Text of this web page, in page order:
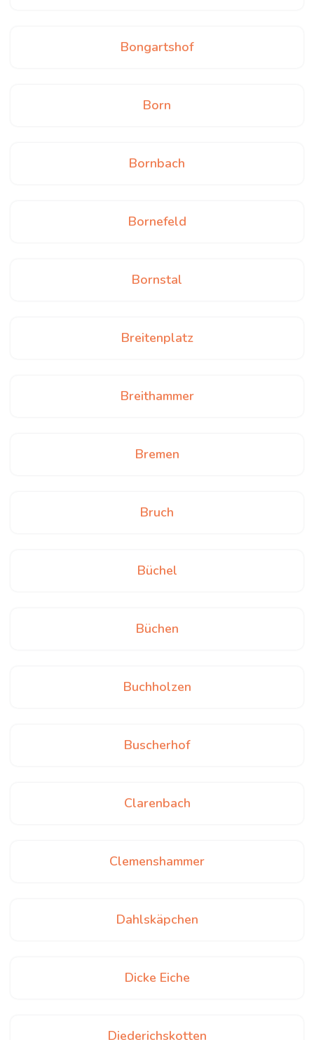
Bongartshof
Born
Bornbach
Bornefeld
Bornstal
Breitenplatz
Breithammer
Bremen
Bruch
Büchel
Büchen
Buchholzen
Buscherhof
Clarenbach
Clemenshammer
Dahlskäpchen
Dicke Eiche
Diederichskotten